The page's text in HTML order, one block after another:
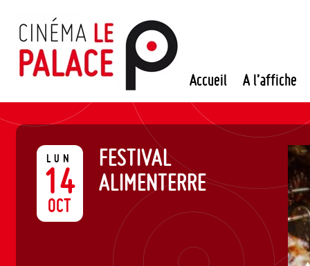
contenu
Accueil A l’affiche
LUN
14
OCT
FESTIVAL
ALIMENTERRE